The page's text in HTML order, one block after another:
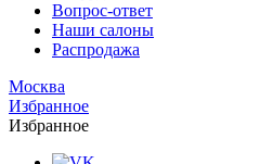
Вопрос-ответ
Наши салоны
Распродажа
Москва
Избранное
Избранное